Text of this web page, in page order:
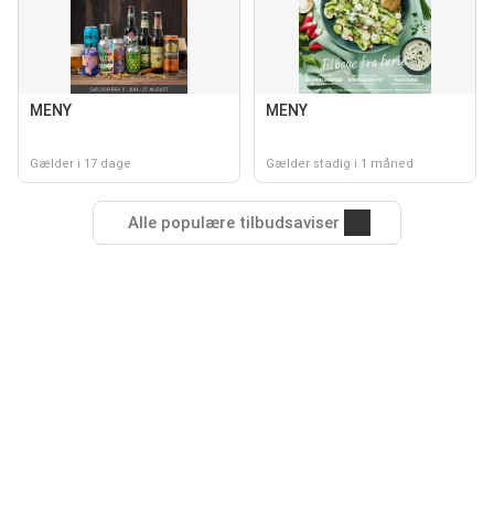
MENY
Gælder i 17 dage
MENY
Gælder stadig i 1 måned
Alle populære tilbudsaviser